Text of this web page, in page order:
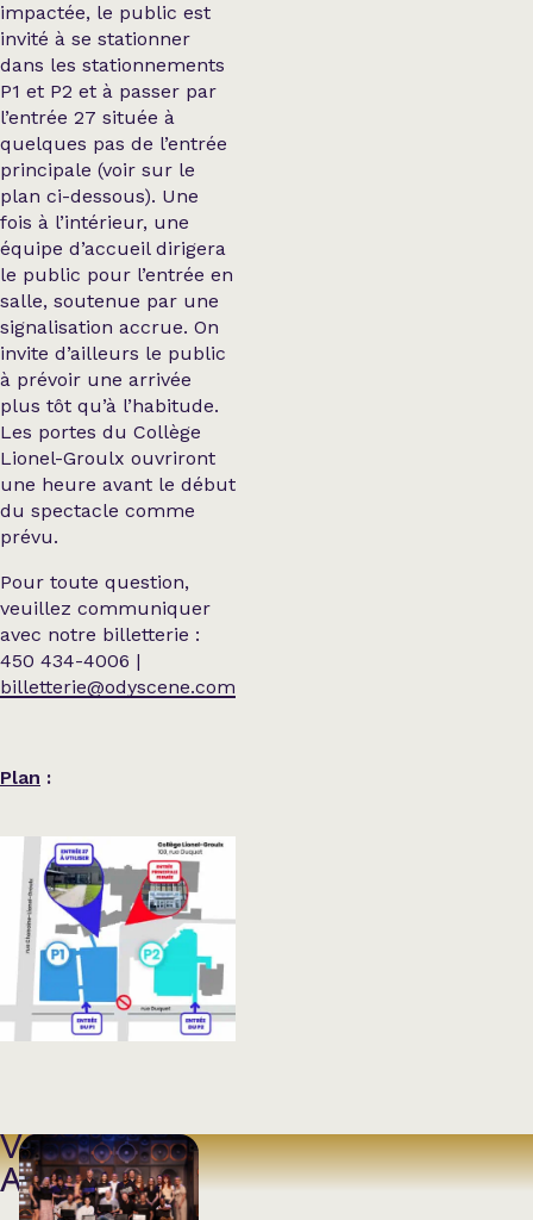
impactée, le public est
invité à se stationner
dans les stationnements
P1 et P2 et à passer par
l’entrée 27 située à
quelques pas de l’entrée
principale (voir sur le
plan ci-dessous). Une
fois à l’intérieur, une
équipe d’accueil dirigera
le public pour l’entrée en
salle, soutenue par une
signalisation accrue. On
invite d’ailleurs le public
à prévoir une arrivée
plus tôt qu’à l’habitude.
Les portes du Collège
Lionel-Groulx ouvriront
une heure avant le début
du spectacle comme
prévu.
Pour toute question,
veuillez communiquer
avec notre billetterie :
450 434-4006 |
billetterie@odyscene.com
Plan :
VOIR
AUSSI